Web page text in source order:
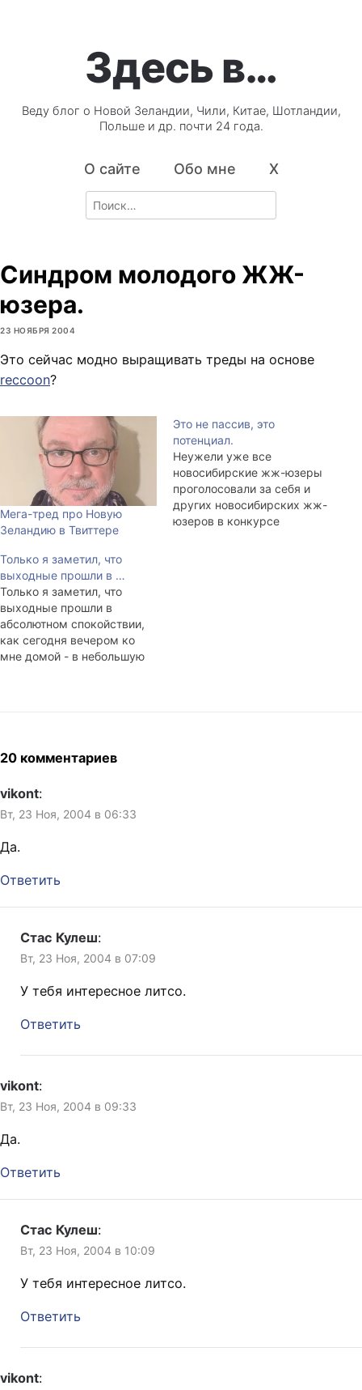
Здесь в…
Веду блог о Новой Зеландии, Чили, Китае, Шотландии,
Польше и др. почти 24 года.
О сайте Обо мне X
Search
for:
Синдром молодого ЖЖ-
юзера.
23 НОЯБРЯ 2004
Это сейчас модно выращивать треды на основе
reccoon?
Мега-тред про Новую
Зеландию в Твиттере
Это не пассив, это
потенциал.
Неужели уже все
новосибирские жж-юзеры
проголосовали за себя и
других новосибирских жж-
юзеров в конкурсе
Только я заметил, что
выходные прошли в …
Только я заметил, что
выходные прошли в
абсолютном спокойствии,
как сегодня вечером ко
мне домой - в небольшую
вселенной? Есть ли жизнь
на Марсе? Есть ли жизнь в
ЖЖ? Есть ли живые…
20 комментариев
vikont:
Вт, 23 Ноя, 2004 в 06:33
Да.
Ответить
Стас Кулеш:
Вт, 23 Ноя, 2004 в 07:09
У тебя интересное литсо.
Ответить
vikont:
Вт, 23 Ноя, 2004 в 09:33
Да.
Ответить
Стас Кулеш:
Вт, 23 Ноя, 2004 в 10:09
У тебя интересное литсо.
Ответить
vikont: